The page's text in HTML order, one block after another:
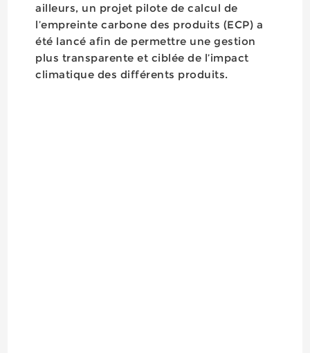
ailleurs, un projet pilote de calcul de
l’empreinte carbone des produits (ECP) a
été lancé afin de permettre une gestion
plus transparente et ciblée de l’impact
climatique des différents produits.